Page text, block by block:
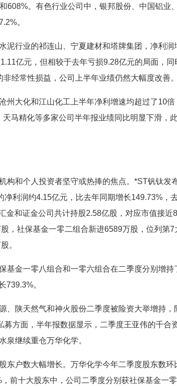
608%。有色行业公司中，银邦股份、中国铝业
。
行业的祁连山、宁夏建材和塔牌集团，净利润
亿元，但相较于去年亏损9.28亿元的局面，
经常性损益，公司上半年业绩仍然大幅度改善。
大化和江山化工上半年净利增速均超过了10倍
马精化等多家公司半年报业绩同比明显下滑，
和个人投资者坚守或热捧的焦点。*ST钒钛发
利润约4.15亿元，比去年同期增长149.73%，
金和证金公司共计持股2.58亿股，对应市值接近
，社保基金一零二组合新进6589万股，位列第7
。
金一零八组合和一零六组合在二季度分别增持
739.3%。
陕天然气和神火股份二季度被险资大举增持，
方面，半年报数据显示，二季度王亚伟的千合
泉继续重仓万华化学。
户数大幅增长。万华化学今年二季度股东数环
前十大股东中，公司二季度分别获社保基金一